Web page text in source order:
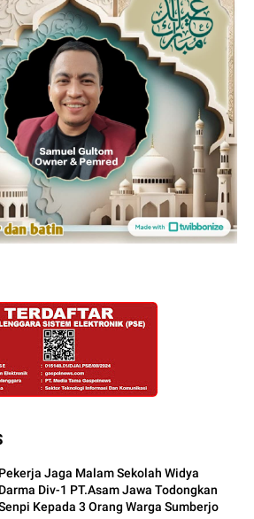
Pekerja Jaga Malam Sekolah Widya
Darma Div-1 PT.Asam Jawa Todongkan
Kepada 3 Orang Warga Sumberjo